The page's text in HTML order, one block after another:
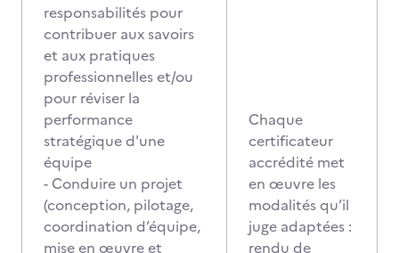
responsabilités pour
contribuer aux savoirs
et aux pratiques
professionnelles et/ou
pour réviser la
performance
stratégique d'une
équipe
- Conduire un projet
(conception, pilotage,
coordination d’équipe,
mise en œuvre et
Chaque
certificateur
accrédité met
en œuvre les
modalités qu’il
juge adaptées :
rendu de